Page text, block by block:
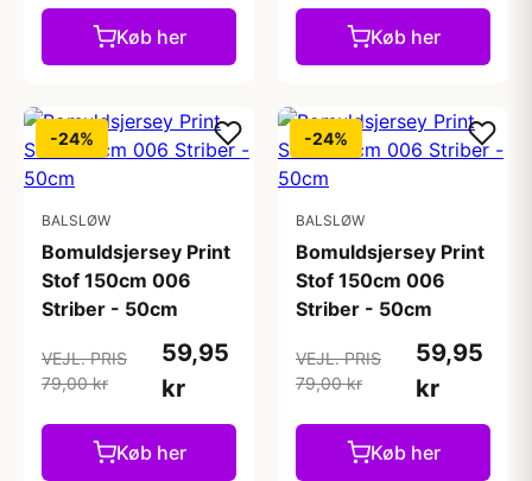
Køb her Køb her
-24%
BALSLØW
Bomuldsjersey Print
Stof 150cm 006
Striber - 50cm
VEJL. PRIS
79,00 kr
59,95
kr
Køb her
-24%
BALSLØW
Bomuldsjersey Print
Stof 150cm 006
Striber - 50cm
VEJL. PRIS
79,00 kr
59,95
kr
Køb her